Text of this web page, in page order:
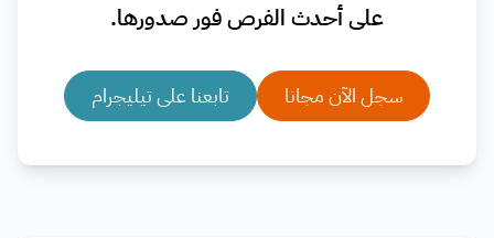
على أحدث الفرص فور صدورها.
سجل الآن مجانا تابعنا على تيليجرام